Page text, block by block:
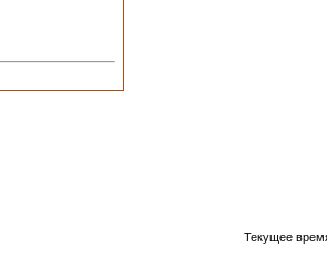
Текущее